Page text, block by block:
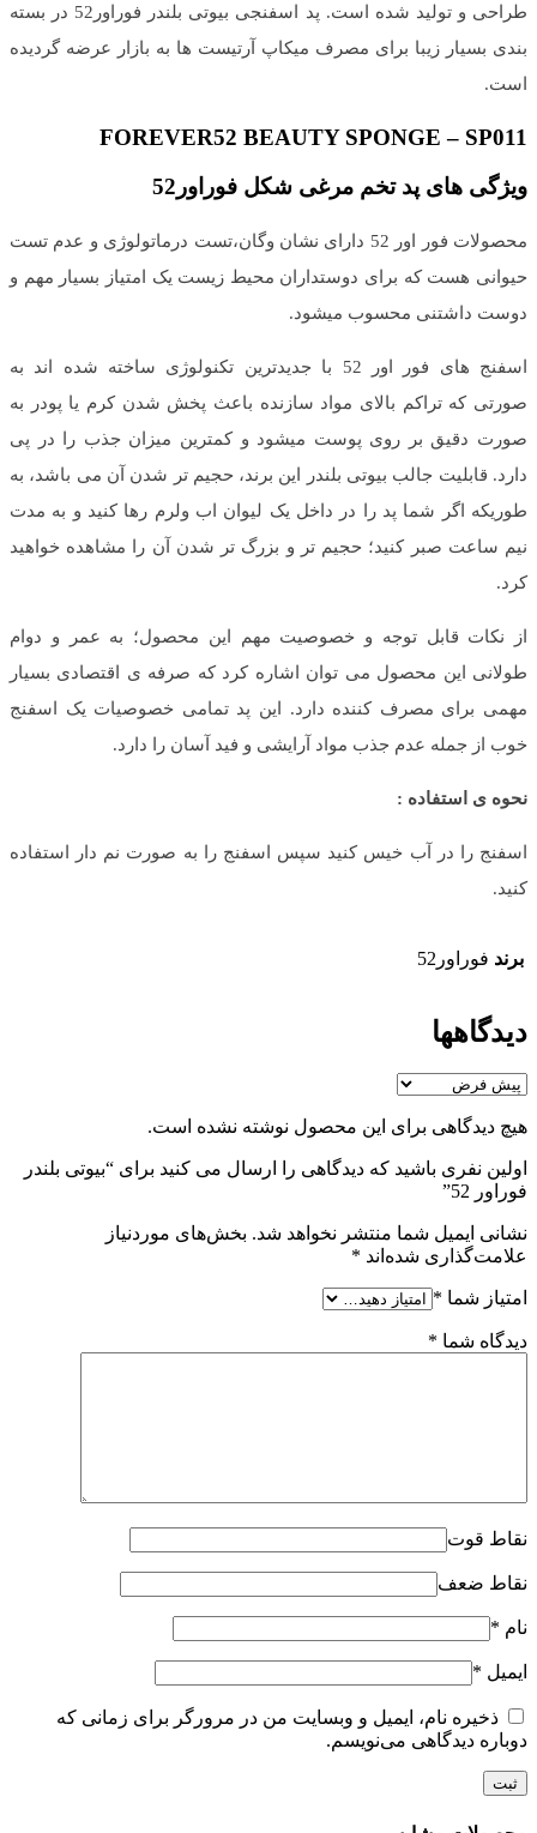
طراحی و تولید شده است. پد اسفنجی بیوتی بلندر فوراور52 در بسته
بندی بسیار زیبا برای مصرف میکاپ آرتیست ها به بازار عرضه گردیده
است.
FOREVER52 BEAUTY SPONGE – SP011
ویژگی های پد تخم مرغی شکل فوراور52
محصولات فور اور 52 دارای نشان وگان،تست درماتولوژی و عدم تست
حیوانی هست که برای دوستداران محیط زیست یک امتیاز بسیار مهم و
دوست داشتنی محسوب میشود.
اسفنج های فور اور 52 با جدیدترین تکنولوژی ساخته شده اند به
صورتی که تراکم بالای مواد سازنده باعث پخش شدن کرم یا پودر به
صورت دقیق بر روی پوست میشود و کمترین میزان جذب را در پی
دارد. قابلیت جالب بیوتی بلندر این برند، حجیم تر شدن آن می باشد، به
طوریکه اگر شما پد را در داخل یک لیوان اب ولرم رها کنید و به مدت
نیم ساعت صبر کنید؛ حجیم تر و بزرگ تر شدن آن را مشاهده خواهید
کرد.
از نکات قابل توجه و خصوصیت مهم این محصول؛ به عمر و دوام
طولانی این محصول می توان اشاره کرد که صرفه ی اقتصادی بسیار
مهمی برای مصرف کننده دارد. این پد تمامی خصوصیات یک اسفنج
خوب از جمله عدم جذب مواد آرایشی و فید آسان را دارد.
نحوه ی استفاده :
اسفنج را در آب خیس کنید سپس اسفنج را به صورت نم دار استفاده
کنید.
برند فوراور52
دیدگاهها
هیچ دیدگاهی برای این محصول نوشته نشده است.
اولین نفری باشید که دیدگاهی را ارسال می کنید برای “بیوتی بلندر
فوراور 52”
نشانی ایمیل شما منتشر نخواهد شد. بخش‌های موردنیاز
علامت‌گذاری شده‌اند *
امتیاز شما *
دیدگاه شما *
نقاط قوت
نقاط ضعف
نام *
ایمیل *
ذخیره نام، ایمیل و وبسایت من در مرورگر برای زمانی که
دوباره دیدگاهی می‌نویسم.